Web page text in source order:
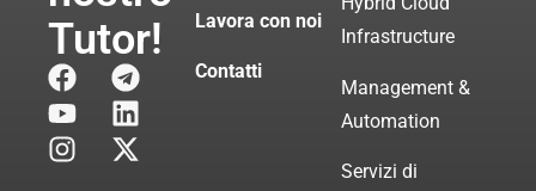
Tutor!
Lavora con noi
Contatti
Infrastructure
Management &
Automation
Servizi di